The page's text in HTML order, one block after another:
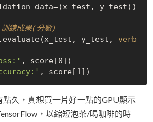
練成果(分數)
y_test, verb
久，真想買一片好一點的GPU顯示
，以縮短泡茶/喝咖啡的時